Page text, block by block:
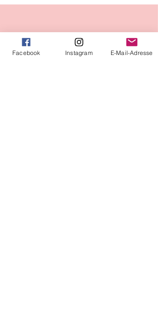
"In der Unterwelt". Bedrohlich
und doch fesselnd mit
Facebook Instagram E-Mail-Adresse